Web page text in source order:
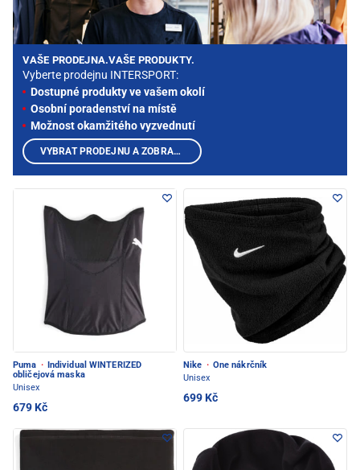
Puma ·
Individual WINTERIZED
obličejová maska
Unisex
679 Kč
Nike · One nákrčník
Unisex
699 Kč
VAŠE PRODEJNA.VAŠE PRODUKTY.
Vyberte prodejnu INTERSPORT:
Dostupné produkty ve vašem okolí
Osobní poradenství na místě
Možnost okamžitého vyzvednutí
VYBRAT PRODEJNU A ZOBRAZIT PRODUKTY